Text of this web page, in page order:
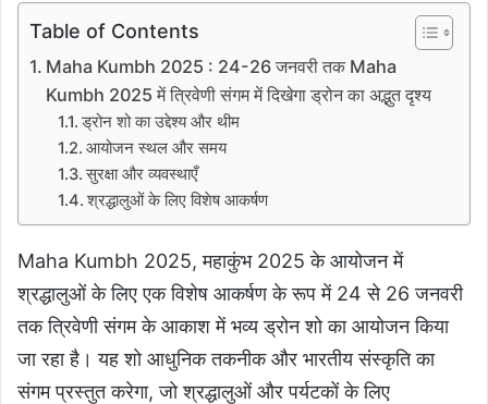
Table of Contents
Maha Kumbh 2025 : 24-26 जनवरी तक Maha
Kumbh 2025 में त्रिवेणी संगम में दिखेगा ड्रोन का अद्भुत दृश्य
ड्रोन शो का उद्देश्य और थीम
आयोजन स्थल और समय
सुरक्षा और व्यवस्थाएँ
श्रद्धालुओं के लिए विशेष आकर्षण
Maha Kumbh 2025, महाकुंभ 2025 के आयोजन में
श्रद्धालुओं के लिए एक विशेष आकर्षण के रूप में 24 से 26 जनवरी
तक त्रिवेणी संगम के आकाश में भव्य ड्रोन शो का आयोजन किया
जा रहा है। यह शो आधुनिक तकनीक और भारतीय संस्कृति का
संगम प्रस्तुत करेगा, जो श्रद्धालुओं और पर्यटकों के लिए